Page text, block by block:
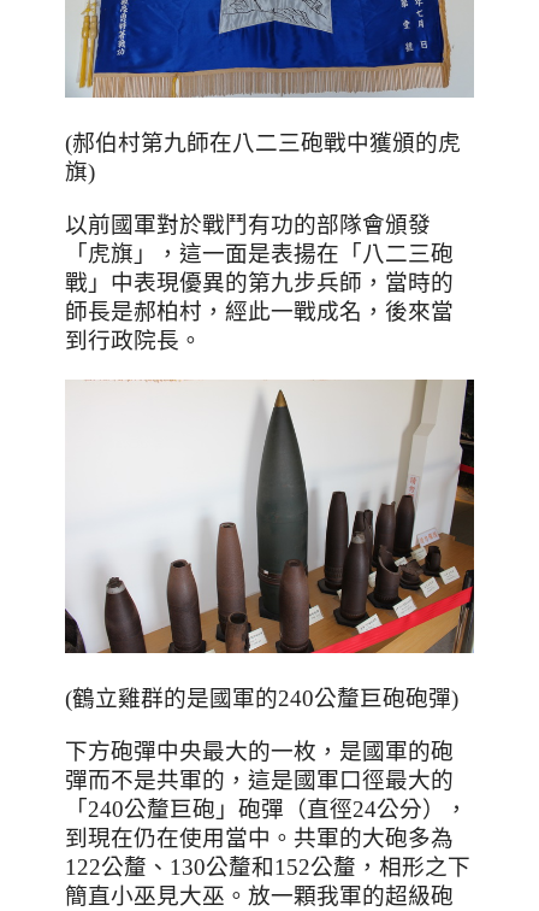
(郝伯村第九師在八二三砲戰中獲頒的虎
旗)
以前國軍對於戰鬥有功的部隊會頒發
「虎旗」，這一面是表揚在「八二三砲
戰」中表現優異的第九步兵師，當時的
師長是郝柏村，經此一戰成名，後來當
到行政院長。
(鶴立雞群的是國軍的240公釐巨砲砲彈)
下方砲彈中央最大的一枚，是國軍的砲
彈而不是共軍的，這是國軍口徑最大的
「 240公釐巨砲」砲彈（直徑24公分），
到現在仍在使用當中。共軍的大砲多為
122公釐、 130公釐和152公釐，相形之下
簡直小巫見大巫。放一顆我軍的超級砲